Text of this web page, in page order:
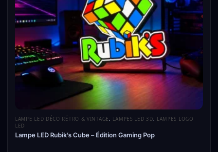
LAMPE LED DÉCO RÉTRO & VINTAGE, LAMPES LED 3D, LAMPES LOGO
LED
Lampe LED Rubik’s Cube – Édition Gaming Pop